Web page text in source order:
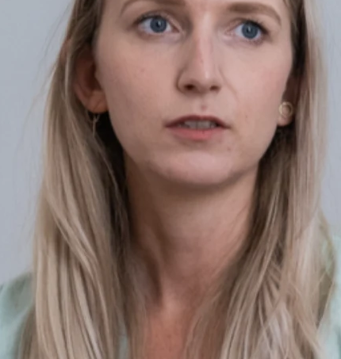
der an Krebs Erkrankten sind Mediziner,
finden sich Einflüsse aus der Theologie, Ethik und
betrifft nicht nur den Körper des Menschen, sondern
oder Behandlungsmethode und durch Behinderungen
neue oder verstärkte Gefühle von innerlicher oder
führt meist zu Niedergeschlagenheit, Verzweiflung, Wut,
und Kontrollverlust erleben, der durch ein verändertes
Lebensqualität der Betroffenen nimmt folglich ab.